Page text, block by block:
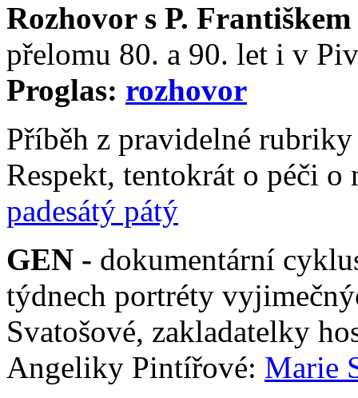
Rozhovor s P.
přelomu 80. a 90. let i v
Proglas: rozhovor
Příběh z pravidelné
Respekt, tentokrát o péči
padesátý pátý
GEN - dokumentární
týdnech portréty
Svatošové, zakladatelky
Angeliky Pintířové: Marie